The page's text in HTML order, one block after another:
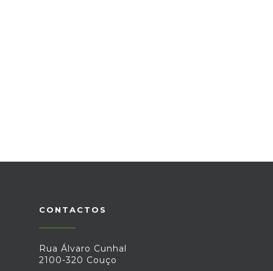
CONTACTOS
Rua Álvaro Cunhal
2100-320 Couço